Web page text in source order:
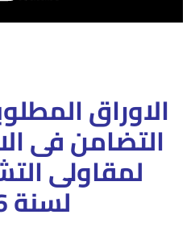
الاوراق
التضامن فى
لمقاولى
لسنة 2026